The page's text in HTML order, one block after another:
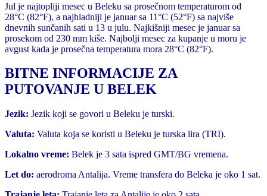
Jul je najtopliji mesec u Beleku sa prosečnom temperaturom od
28°C (82°F), a najhladniji je januar sa 11°C (52°F) sa najviše
dnevnih sunčanih sati u 13 u julu. Najkišniji mesec je januar sa
prosekom od 230 mm kiše. Najbolji mesec za kupanje u moru je
avgust kada je prosečna temperatura mora 28°C (82°F).
BITNE INFORMACIJE ZA
PUTOVANJE U BELEK
Jezik: Jezik koji se govori u Beleku je turski.
Valuta: Valuta koja se koristi u Beleku je turska lira (TRI).
Lokalno vreme: Belek je 3 sata ispred GMT/BG vremena.
Let do: aerodroma Antalija. Vreme transfera do Beleka je oko 1 sat.